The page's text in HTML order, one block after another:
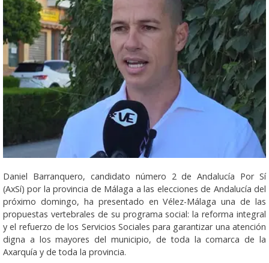
Daniel Barranquero, candidato número 2 de Andalucía Por Sí
(AxSí) por la provincia de Málaga a las elecciones de Andalucía del
próximo domingo, ha presentado en Vélez-Málaga una de las
propuestas vertebrales de su programa social: la reforma integral
y el refuerzo de los Servicios Sociales para garantizar una atención
digna a los mayores del municipio, de toda la comarca de la
Axarquía y de toda la provincia.